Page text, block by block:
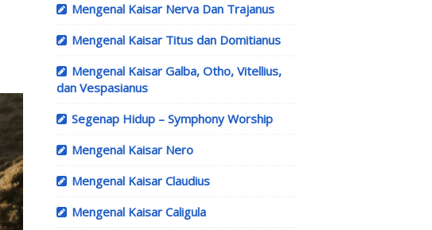
Mengenal Kaisar Nerva Dan Trajanus
Mengenal Kaisar Titus dan Domitianus
Mengenal Kaisar Galba, Otho, Vitellius,
dan Vespasianus
Segenap Hidup – Symphony Worship
Mengenal Kaisar Nero
Mengenal Kaisar Claudius
Mengenal Kaisar Caligula